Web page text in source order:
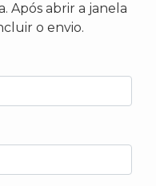
Após abrir a janela
o envio.